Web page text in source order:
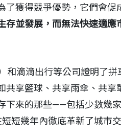
了獲得競爭優勢，它們會促
存並發展，而無法快速適應
和滴滴出行等公司證明了拼
共享籃球、共享雨傘、共享
下來的那些——包括少數幾
短幾年內徹底革新了城市交